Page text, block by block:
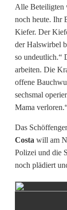
Alle Beteiligten
noch heute. Ihr
Kiefer. Der
der Halswirbel
so undeutlich.“
arbeiten. Die
offene
sechsmal
Mama
Das
Costa will am
Polizei und die
noch plädiert